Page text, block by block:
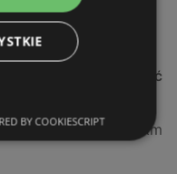
pobliżu
ODLEGŁOŚĆ
0,23 km
BY COOKIESCRIPT